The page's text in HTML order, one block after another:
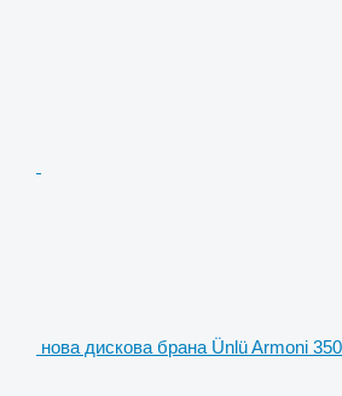
нова дискова брана Ünlü Armoni 350